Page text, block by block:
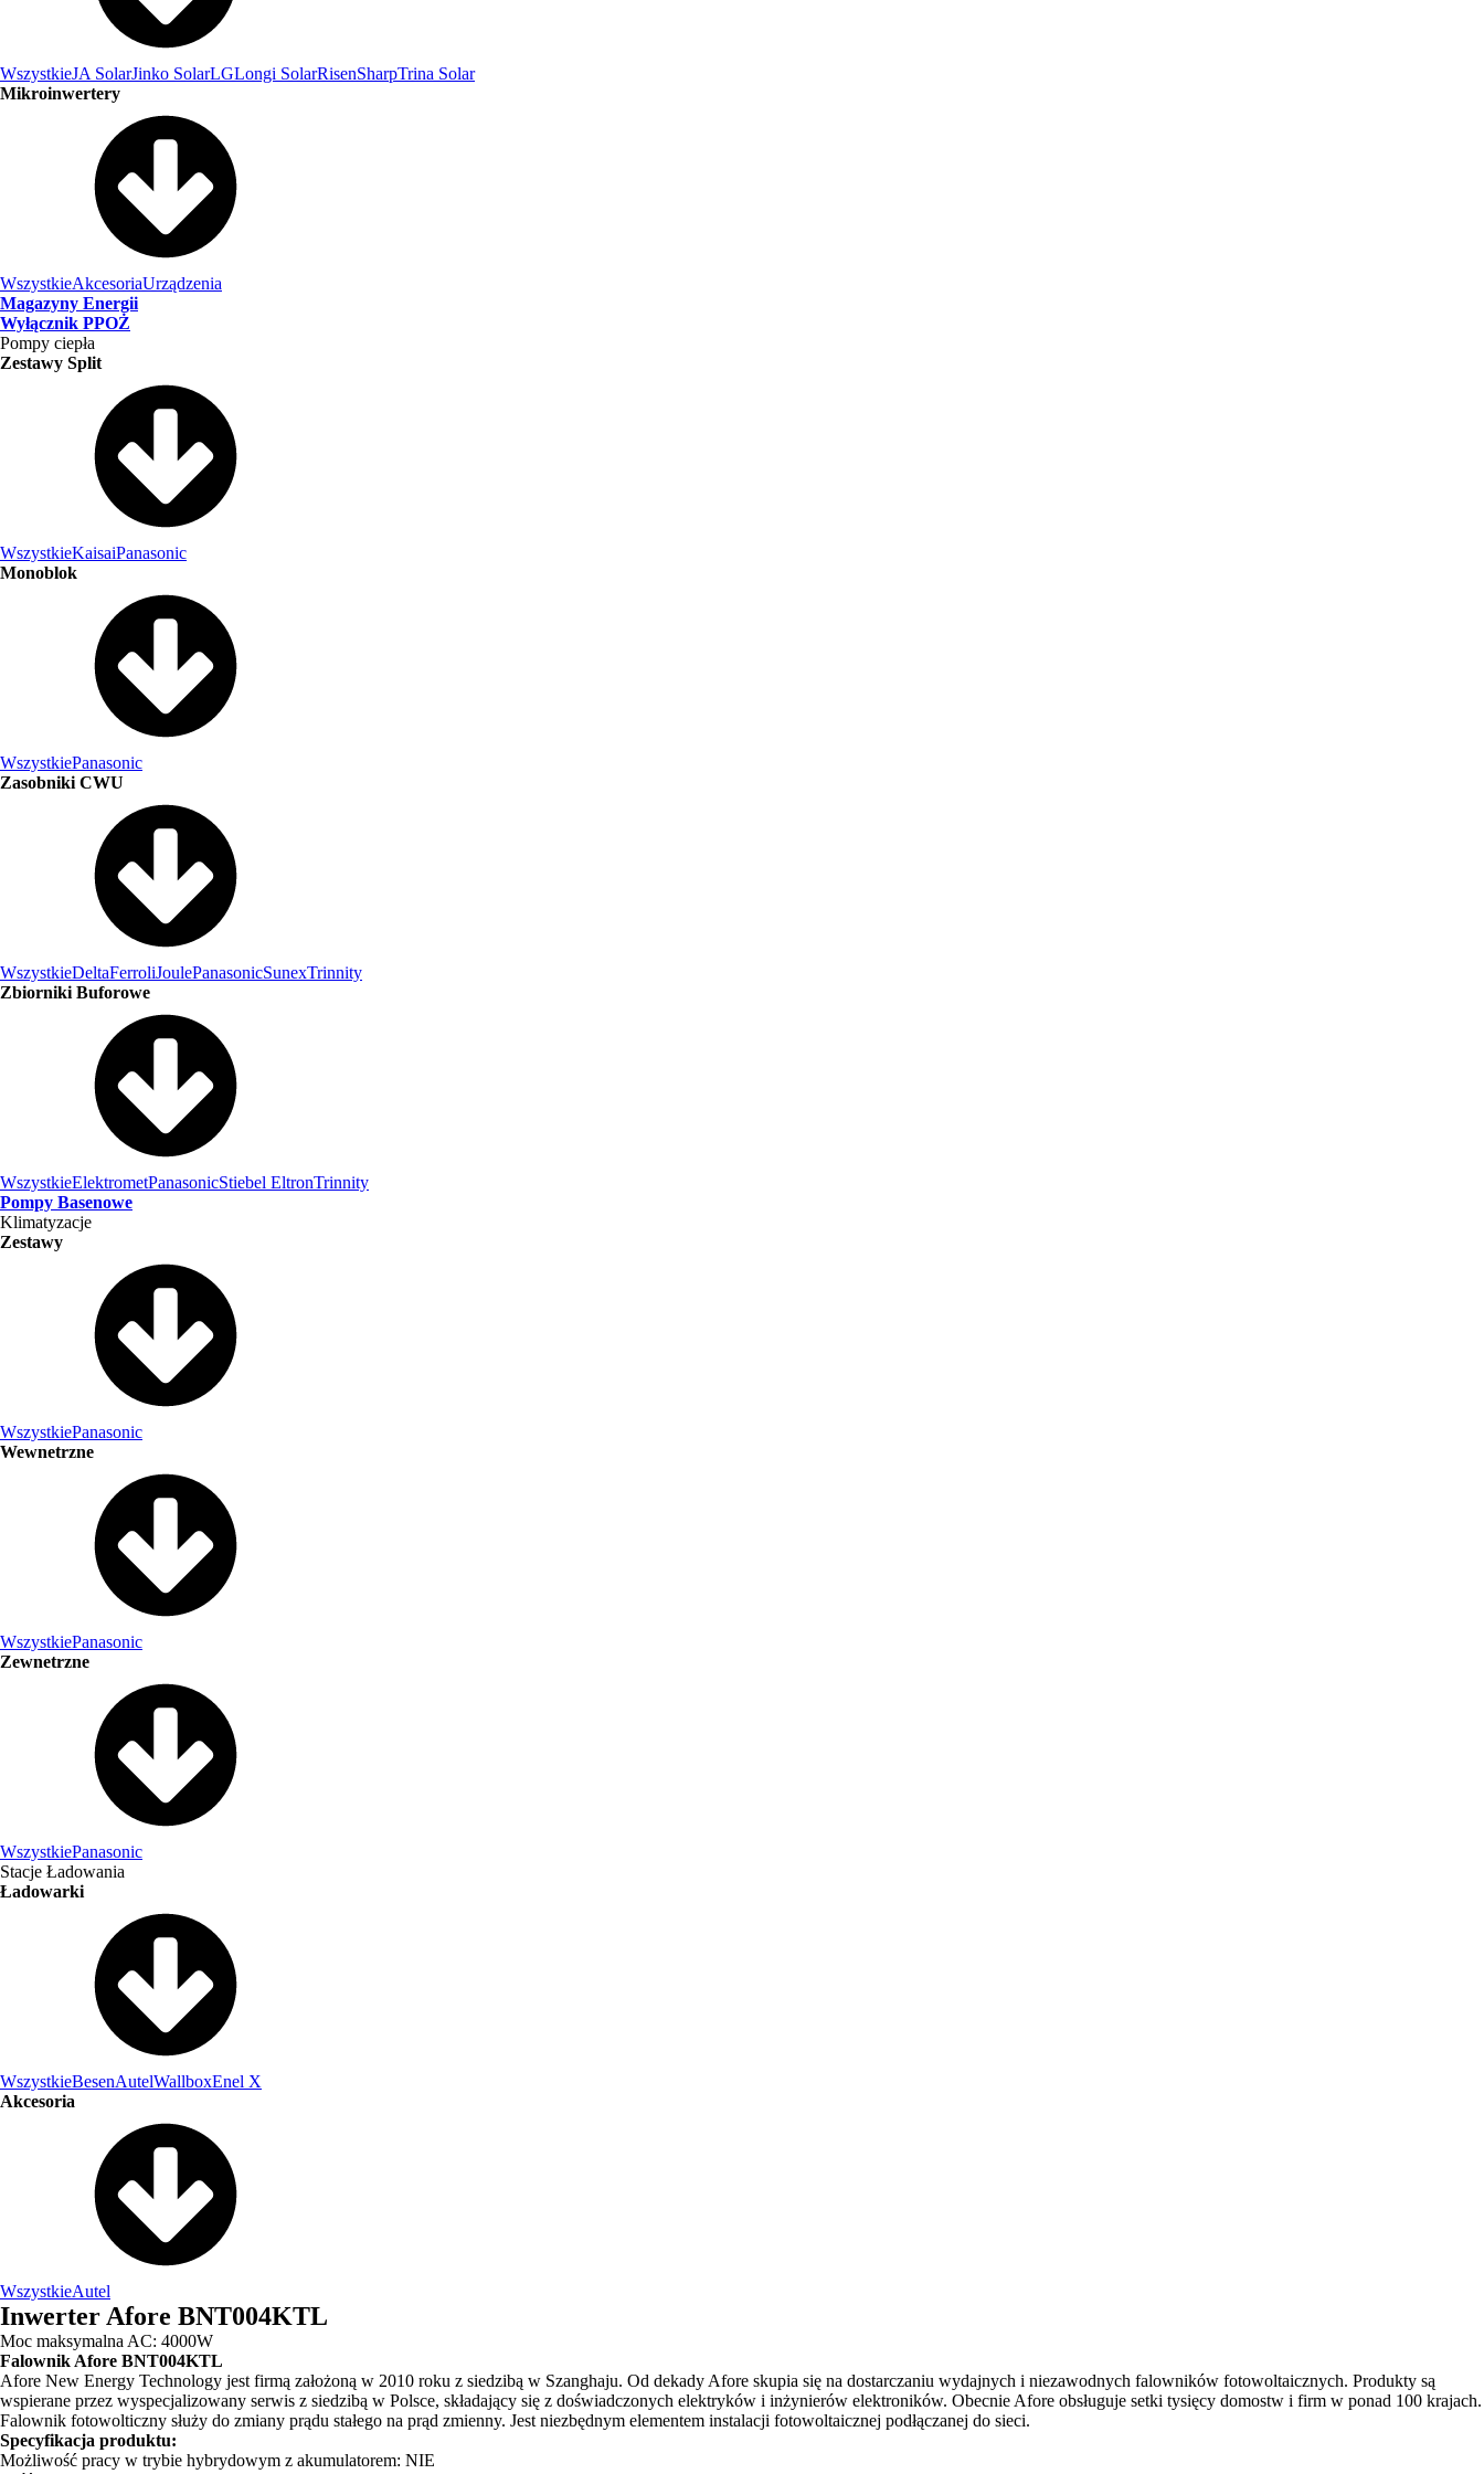
WszystkieJA SolarJinko SolarLGLongi SolarRisenSharpTrina Solar
Mikroinwertery
WszystkieAkcesoriaUrządzenia
Magazyny Energii
Wyłącznik PPOŻ
Pompy ciepła
Zestawy Split
WszystkieKaisaiPanasonic
Monoblok
WszystkiePanasonic
Zasobniki CWU
WszystkieDeltaFerroliJoulePanasonicSunexTrinnity
Zbiorniki Buforowe
WszystkieElektrometPanasonicStiebel EltronTrinnity
Pompy Basenowe
Klimatyzacje
Zestawy
WszystkiePanasonic
Wewnetrzne
WszystkiePanasonic
Zewnetrzne
WszystkiePanasonic
Stacje Ładowania
Ładowarki
WszystkieBesenAutelWallboxEnel X
Akcesoria
WszystkieAutel
Inwerter Afore BNT004KTL
Moc maksymalna AC: 4000W
Falownik Afore BNT004KTL
Afore New Energy Technology jest firmą założoną w 2010 roku z siedzibą w Szanghaju. Od dekady Afore skupia się na dostarczaniu wydajnych i niezawodnych falowników fotowoltaicznych. Produkty są
wspierane przez wyspecjalizowany serwis z siedzibą w Polsce, składający się z doświadczonych elektryków i inżynierów elektroników. Obecnie Afore obsługuje setki tysięcy domostw i firm w ponad 100 krajach.
Falownik fotowolticzny służy do zmiany prądu stałego na prąd zmienny. Jest niezbędnym elementem instalacji fotowoltaicznej podłączanej do sieci.
Specyfikacja produktu:
Możliwość pracy w trybie hybrydowym z akumulatorem: NIE